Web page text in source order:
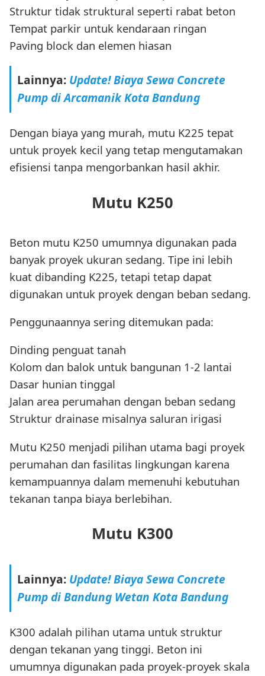
Struktur tidak struktural seperti rabat beton
Tempat parkir untuk kendaraan ringan
Paving block dan elemen hiasan
Lainnya: Update! Biaya Sewa Concrete
Pump di Arcamanik Kota Bandung
Dengan biaya yang murah, mutu K225 tepat
untuk proyek kecil yang tetap mengutamakan
efisiensi tanpa mengorbankan hasil akhir.
Mutu K250
Beton mutu K250 umumnya digunakan pada
banyak proyek ukuran sedang. Tipe ini lebih
kuat dibanding K225, tetapi tetap dapat
digunakan untuk proyek dengan beban sedang.
Penggunaannya sering ditemukan pada:
Dinding penguat tanah
Kolom dan balok untuk bangunan 1-2 lantai
Dasar hunian tinggal
Jalan area perumahan dengan beban sedang
Struktur drainase misalnya saluran irigasi
Mutu K250 menjadi pilihan utama bagi proyek
perumahan dan fasilitas lingkungan karena
kemampuannya dalam memenuhi kebutuhan
tekanan tanpa biaya berlebihan.
Mutu K300
Lainnya: Update! Biaya Sewa Concrete
Pump di Bandung Wetan Kota Bandung
K300 adalah pilihan utama untuk struktur
dengan tekanan yang tinggi. Beton ini
umumnya digunakan pada proyek-proyek skala